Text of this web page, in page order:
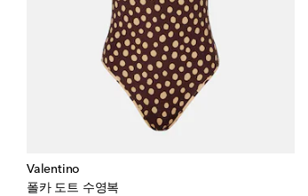
Valentino
폴카 도트 수영복